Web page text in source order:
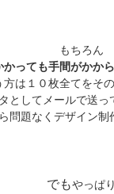
もちろん
かっても手間がかか
方は１０枚全てをそ
としてメールで送っ
問題なくデザイン制
でもやっぱり